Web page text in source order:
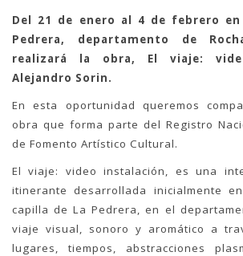
Del 21 de enero al 4 de febrero
Pedrera, departamento de
realizará la obra, El viaje:
Alejandro Sorin.
En esta oportunidad queremos
obra que forma parte del Registro
de Fomento Artístico Cultural.
El viaje: video instalación, es una
itinerante desarrollada inicialmente
capilla de La Pedrera, en el
viaje visual, sonoro y aromático a
lugares, tiempos, abstracciones